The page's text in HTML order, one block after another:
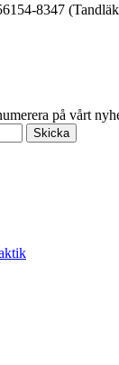
8347
på vårt